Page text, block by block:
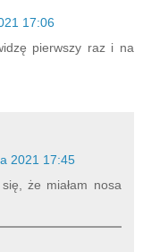
17:06
pierwszy raz i na
2021 17:45
się, że miałam nosa